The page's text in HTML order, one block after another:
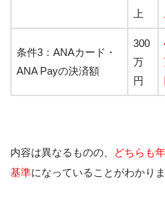
上
条件3：ANAカード・
ANA Payの決済額
300
万
円
内容は異なるものの、 どちらも
基準になっていることがわかりま